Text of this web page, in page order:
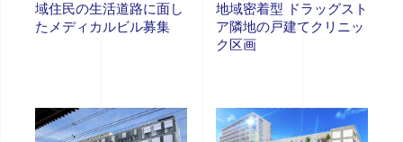
域住民の生活道路に面し
たメディカルビル募集
地域密着型 ドラッグスト
ア隣地の戸建てクリニッ
ク区画